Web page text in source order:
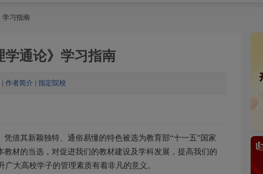
学习指南
学通论》学习指南
作者简介 指定院校
凭借其新颖独特、通俗易懂的特色被选为教育部“十一五”国家
教材的当选，对促进我们的教材建设及学科发展，提高我们的
大高校学子的管理素质有着非凡的意义。